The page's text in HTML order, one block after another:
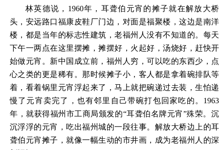
林英德说， 1960年，耳聋伯元宵的摊子就在解放大桥
头，安远路口福康皮鞋厂门边，对面是福聚楼，这边是南洋
楼，都是当年的标志性建筑，老福州人没有不知道的。每天
下午一两点在这里摆摊，摊摆好，火起好，汤烧好，赶快开
始做元宵。新中国成立前，福州人穷，可以吃的东西少，点
心之类的更是稀有。那时候摊子小，客人都是拿着碗排队等
着，看着锅里元宵浮起来了，马上就把碗递过去装，生怕递
慢了元宵卖完了，也有邻里自己带碗打包回家吃的。1963
年，就获得福州市工商局颁发的“耳聋伯名牌元宵”殊荣。沉
沉浮浮的元宵，吃出福州城的一段往事。解放大桥边上的耳
聋伯元宵摊子，就像一幅生动的市井画，成为老福州人的深